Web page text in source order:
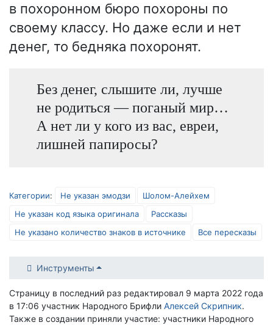
в похоронном бюро похороны по
своему классу. Но даже если и нет
денег, то бедняка похоронят.
Без денег, слышите ли, лучше
не родиться — поганый мир…
А нет ли у кого из вас, евреи,
лишней папиросы?
Категории: Не указан эмодзи
Шолом-Алейхем
Не указан код языка оригинала
Рассказы
Не указано количество знаков в источнике
Все пересказы
Инструменты
Страницу в последний раз редактировал 9 марта 2022 года
в 17:06 участник Народного Брифли Алексей Скрипник.
Также в создании приняли участие: участники Народного